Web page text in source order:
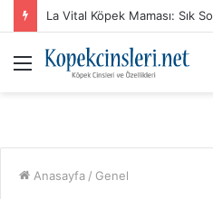
La Vital Köpek Maması: Sık
Menü
Anasayfa / Genel